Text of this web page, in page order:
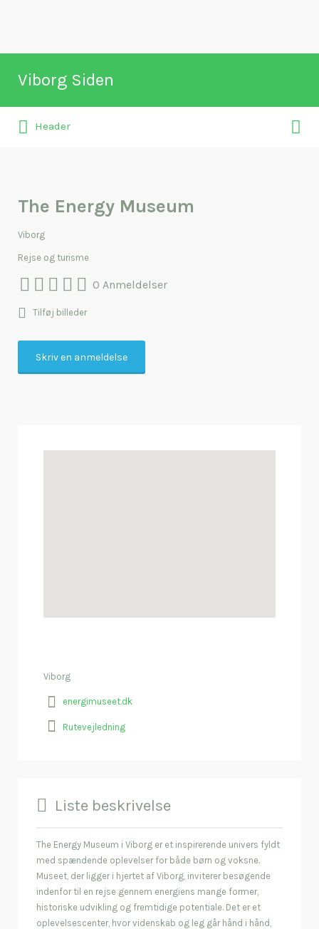
Viborg Siden
Naviger rundt i Viborg
efter:
Header
The Energy Museum
Viborg
Rejse og turisme
0 Anmeldelser
Tilføj billeder
Skriv en anmeldelse
Viborg
energimuseet.dk
Rutevejledning
Liste beskrivelse
The Energy Museum i Viborg er et inspirerende univers fyldt
med spændende oplevelser for både børn og voksne.
Museet, der ligger i hjertet af Viborg, inviterer besøgende
indenfor til en rejse gennem energiens mange former,
historiske udvikling og fremtidige potentiale. Det er et
oplevelsescenter, hvor videnskab og leg går hånd i hånd,